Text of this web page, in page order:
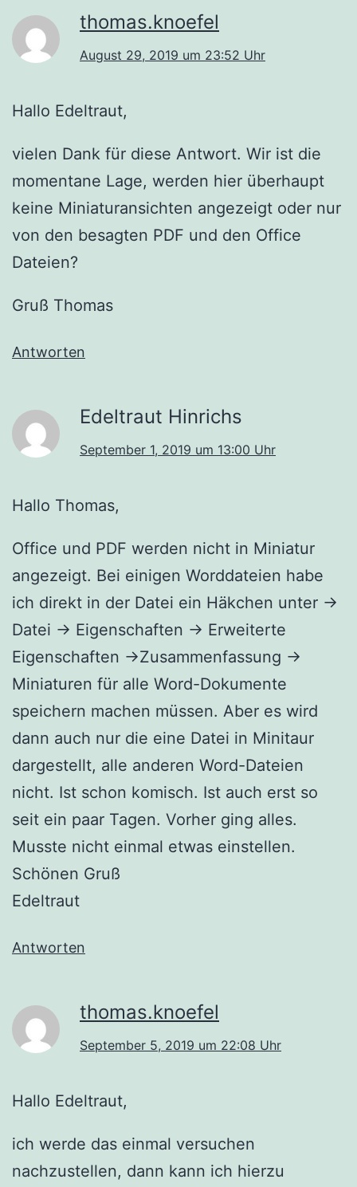
thomas.knoefel
August 29, 2019 um 23:52 Uhr
Hallo Edeltraut,
vielen Dank für diese Antwort. Wir ist die
momentane Lage, werden hier überhaupt
keine Miniaturansichten angezeigt oder nur
von den besagten PDF und den Office
Dateien?
Gruß Thomas
Antworten
Edeltraut Hinrichs
September 1, 2019 um 13:00 Uhr
Hallo Thomas,
Office und PDF werden nicht in Miniatur
angezeigt. Bei einigen Worddateien habe
ich direkt in der Datei ein Häkchen unter →
Datei → Eigenschaften → Erweiterte
Eigenschaften →Zusammenfassung →
Miniaturen für alle Word-Dokumente
speichern machen müssen. Aber es wird
dann auch nur die eine Datei in Minitaur
dargestellt, alle anderen Word-Dateien
nicht. Ist schon komisch. Ist auch erst so
seit ein paar Tagen. Vorher ging alles.
Musste nicht einmal etwas einstellen.
Schönen Gruß
Edeltraut
Antworten
thomas.knoefel
September 5, 2019 um 22:08 Uhr
Hallo Edeltraut,
ich werde das einmal versuchen
nachzustellen, dann kann ich hierzu